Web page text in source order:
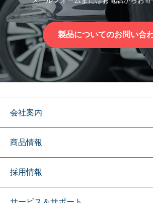
製品についてのお問い合
会社案内
商品情報
採用情報